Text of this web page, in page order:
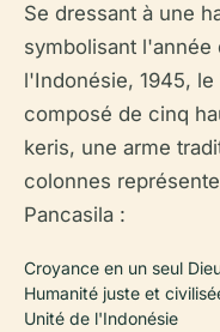
Se dressant à une
symbolisant
l'Indonésie, 1945,
composé de cinq
keris, une arme
colonnes
Pancasila :
Croyance en un seul
Humanité juste et
Unité de l'Indonésie